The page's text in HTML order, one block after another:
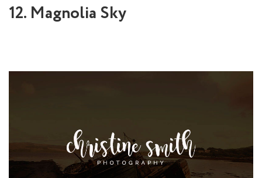
12. Magnolia Sky